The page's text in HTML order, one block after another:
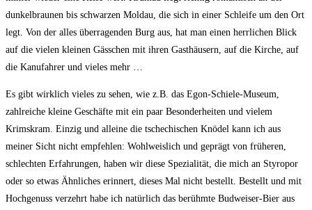
dunkelbraunen bis schwarzen Moldau, die sich in einer Schleife um den Ort
legt. Von der alles überragenden Burg aus, hat man einen herrlichen Blick
auf die vielen kleinen Gässchen mit ihren Gasthäusern, auf die Kirche, auf
die Kanufahrer und vieles mehr …
Es gibt wirklich vieles zu sehen, wie z.B. das Egon-Schiele-Museum,
zahlreiche kleine Geschäfte mit ein paar Besonderheiten und vielem
Krimskram. Einzig und alleine die tschechischen Knödel kann ich aus
meiner Sicht nicht empfehlen: Wohlweislich und geprägt von früheren,
schlechten Erfahrungen, haben wir diese Spezialität, die mich an Styropor
oder so etwas Ähnliches erinnert, dieses Mal nicht bestellt. Bestellt und mit
Hochgenuss verzehrt habe ich natürlich das berühmte Budweiser-Bier aus